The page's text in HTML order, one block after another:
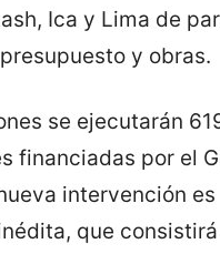
Ica y Lima de
y obras.
se ejecutarán
financiadas por el
intervención es
que